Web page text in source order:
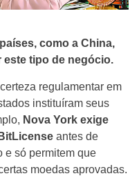
como a China,
este tipo de negócio.
regulamentar em
instituíram seus
Nova York exige
antes de
e só permitem que
moedas aprovadas.